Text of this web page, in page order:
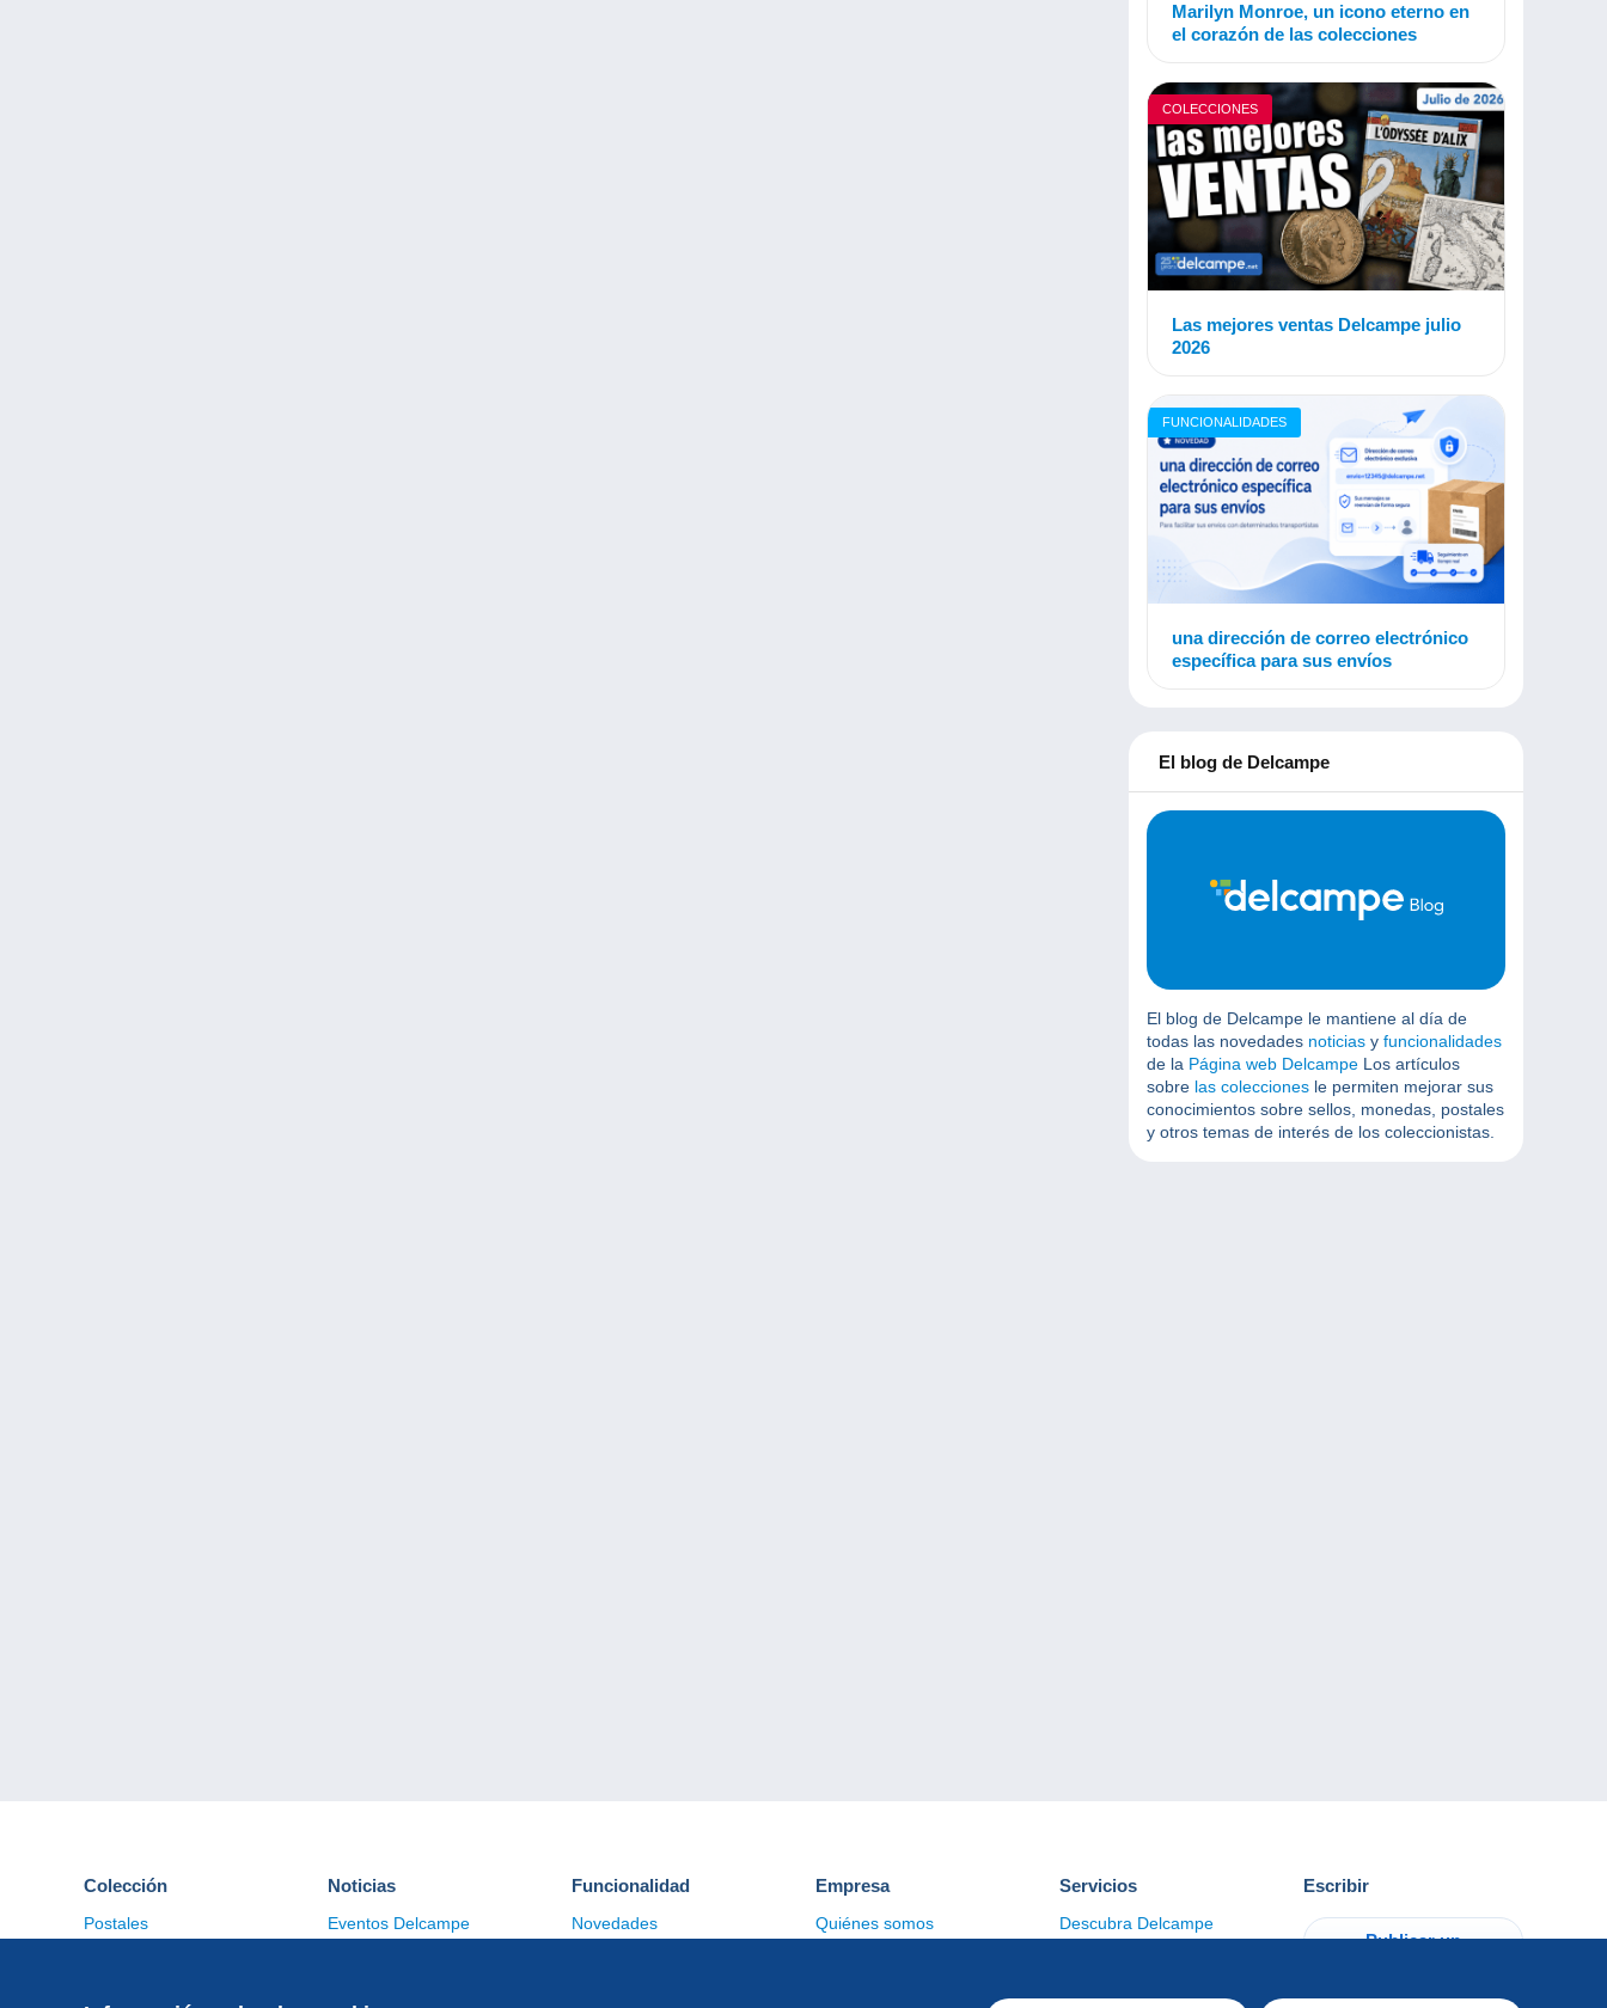
Marilyn Monroe, un icono eterno en
el corazón de las colecciones
COLECCIONES
Las mejores ventas Delcampe julio
2026
FUNCIONALIDADES
una dirección de correo electrónico
específica para sus envíos
El blog de Delcampe
El blog de Delcampe le mantiene al día de
todas las novedades noticias y funcionalidades
de la Página web Delcampe Los artículos
sobre las colecciones le permiten mejorar sus
conocimientos sobre sellos, monedas, postales
y otros temas de interés de los coleccionistas.
Colección
Postales
Noticias
Eventos Delcampe
Funcionalidad
Novedades
Empresa
Quiénes somos
Servicios
Descubra Delcampe
Escribir
Publicar un